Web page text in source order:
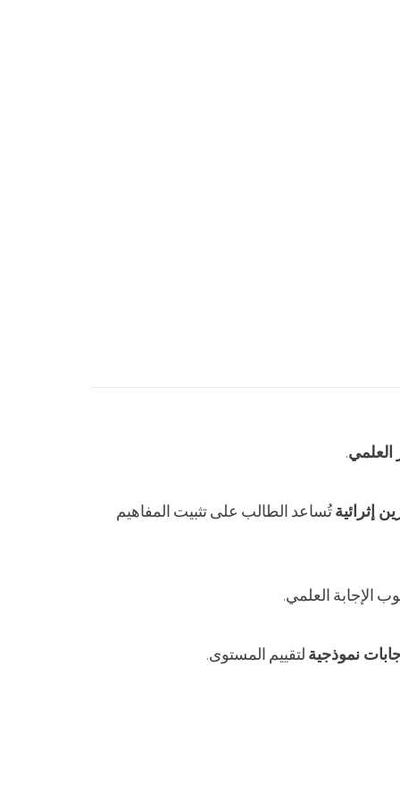
العلمي.
إثرائيةتُساعد الطالب على تثبيت المفاهيم
الإجابة العلمي.
نموذجية لتقييم المستوى.